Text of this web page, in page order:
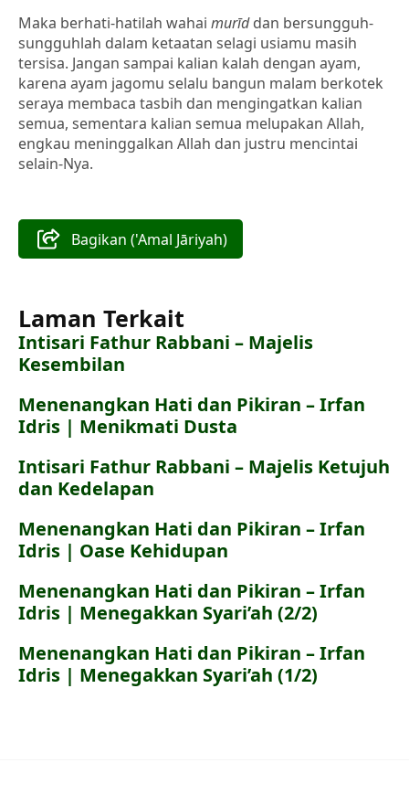
Maka berhati-hatilah wahai murīddan bersungguh-
sungguhlah dalam ketaatan selagi usiamu masih
tersisa. Jangan sampai kalian kalah dengan ayam,
karena ayam jagomu selalu bangun malam berkotek
seraya membaca tasbih dan mengingatkan kalian
semua, sementara kalian semua melupakan Allah,
engkau meninggalkan Allah dan justru mencintai
selain-Nya.
Bagikan ('Amal Jāriyah)
Laman Terkait
Intisari Fathur Rabbani – Majelis
Kesembilan
Menenangkan Hati dan Pikiran – Irfan
Idris | Menikmati Dusta
Intisari Fathur Rabbani – Majelis Ketujuh
dan Kedelapan
Menenangkan Hati dan Pikiran – Irfan
Idris | Oase Kehidupan
Menenangkan Hati dan Pikiran – Irfan
Idris | Menegakkan Syari’ah (2/2)
Menenangkan Hati dan Pikiran – Irfan
Idris | Menegakkan Syari’ah (1/2)